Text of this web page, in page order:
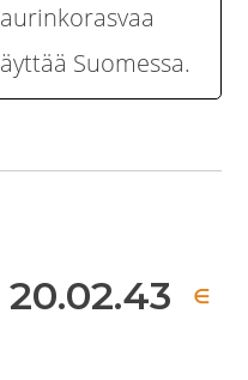
Suomessa.
∈